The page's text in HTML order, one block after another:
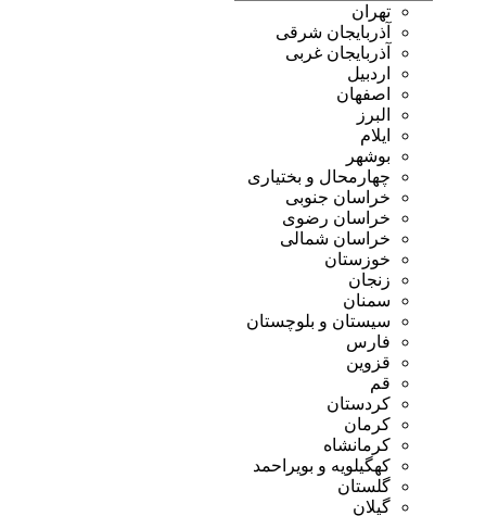
تهران
آذربایجان شرقی
آذربایجان غربی
اردبیل
اصفهان
البرز
ایلام
بوشهر
چهارمحال و بختیاری
خراسان جنوبی
خراسان رضوی
خراسان شمالی
خوزستان
زنجان
سمنان
سیستان و بلوچستان
فارس
قزوین
قم
کردستان
کرمان
کرمانشاه
کهگیلویه و بویراحمد
گلستان
گیلان